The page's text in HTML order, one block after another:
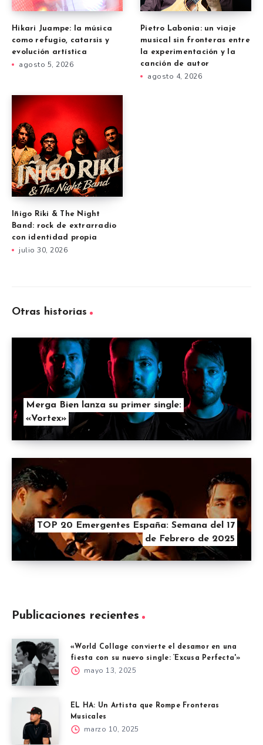
Hikari Juampe: la música
como refugio, catarsis y
evolución artística
agosto 5, 2026
Pietro Labonia: un viaje
musical sin fronteras entre
la experimentación y la
canción de autor
agosto 4, 2026
Iñigo Riki & The Night
Band: rock de extrarradio
con identidad propia
julio 30, 2026
Otras historias
Merga Bien lanza su primer single:
«Vortex»
TOP 20 Emergentes España: Semana del 17
de Febrero de 2025
Publicaciones recientes
«World Collage convierte el desamor en una
fiesta con su nuevo single: ‘Excusa Perfecta'»
mayo 13, 2025
EL HA: Un Artista que Rompe Fronteras
Musicales
marzo 10, 2025